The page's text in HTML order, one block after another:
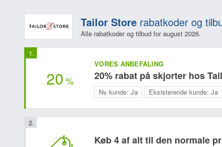
Tailor Store rabatkoder og
Alle rabatkoder og tilbud for august 2026.
20%
VORES ANBEFALING
20% rabat på skjorter hos
Ny kunde: Ja Eksisterende kunde: Ja
Køb 4 af alt til den normale